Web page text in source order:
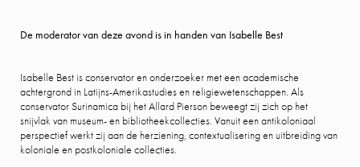
De moderator van deze avond is in handen van Isabelle Best
Isabelle Best is conservator en onderzoeker met een academische
achtergrond in Latijns-Amerikastudies en religiewetenschappen. Als
conservator Surinamica bij het Allard Pierson beweegt zij zich op het
snijvlak van museum- en bibliotheekcollecties. Vanuit een antikoloniaal
perspectief werkt zij aan de herziening, contextualisering en uitbreiding van
koloniale en postkoloniale collecties.